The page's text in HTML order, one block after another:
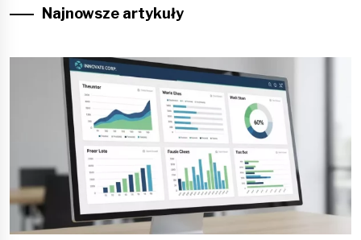
Najnowsze artykuły